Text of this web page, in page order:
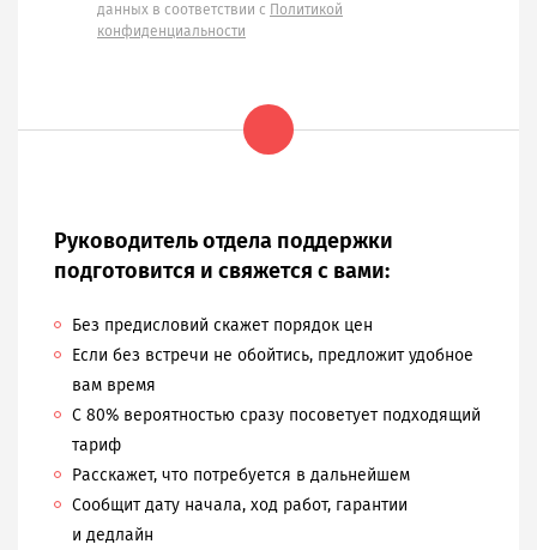
данных в соответствии с Политикой
конфиденциальности
Руководитель отдела поддержки
подготовится и свяжется с вами:
Без предисловий скажет порядок цен
Если без встречи не обойтись, предложит удобное
вам время
С 80% вероятностью сразу посоветует подходящий
тариф
Расскажет, что потребуется в дальнейшем
Сообщит дату начала, ход работ, гарантии
и дедлайн